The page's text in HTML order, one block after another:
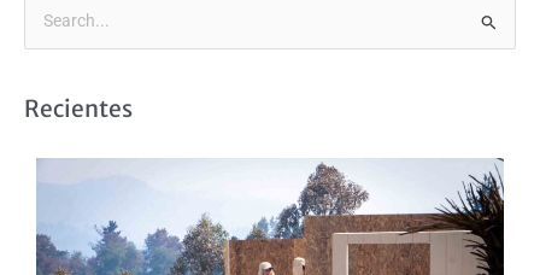
cRecientes